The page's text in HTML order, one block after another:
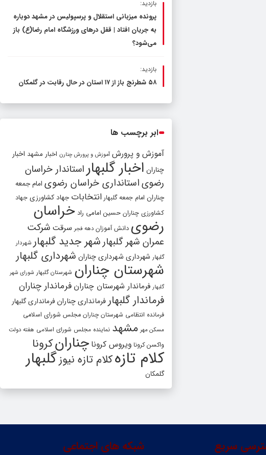
بازدید:
پرونده میزبانی استقلال و پرسپولیس در مشهد دوباره
به جریان افتاد | قفل در‌های ورزشگاه امام رضا(ع) باز
می‌شود؟
بازدید:
۵۸ شطرنج‌ باز از ۱۷ استان در حال رقابت در گلمکان
ابر برچسب ها
آموزش و پرورش آموزش و پرورش چنارن اخبار مشهد اخبار
چناران اخبار گلبهار استاندار خراسان
رضویاستانداری خراسان رضوی امام جمعه
چناران امام جمعه گلبهار انتخابات جهاد کشاورزی جهاد
کشاورزی چناران حسین امامی راد خراسان
رضوی دانش آموزان دهه فجر سرقت شرکت
عمران شهر گلبهارشهر جدید گلبهار شهردار
گلبهار شهرداری شهرداری چناران شهرداری گلبهار
شهرستان چناران شهرستان گلبهار شورای شهر
گلبهار فرماندار شهرستان چناران فرماندار چناران
فرماندار گلبهار فرمانداری چناران فرمانداری گلبهار
فرمانده انتظامی شهرستان چناران مجلس شورای اسلامی
مسکن مهر مشهد نماینده مجلس شورای اسلامی هفته دولت
واکسن کرونا ویروس کرونا چنارانکرونا
کلام تازهکلام تازه نیوزگلبهار
گلمکان
شبکه های اجتماعی سریع